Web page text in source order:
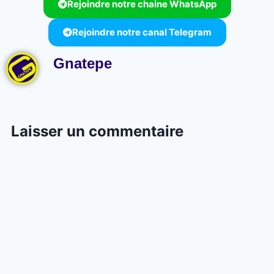
Rejoindre notre chaine WhatsApp
Rejoindre notre canal Telegram
Gnatepe
Laisser un commentaire